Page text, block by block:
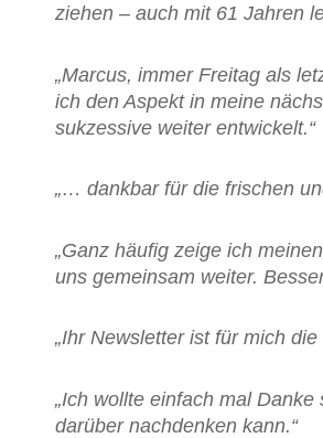
ziehen – auch mit 61 Jahren
„Marcus, immer Freitag als
ich den Aspekt in meine
sukzessive weiter entwickelt.“
„… dankbar für die frischen
„Ganz häufig zeige ich
uns gemeinsam weiter.
„Ihr Newsletter ist für mich
„Ich wollte einfach mal
darüber nachdenken kann.“